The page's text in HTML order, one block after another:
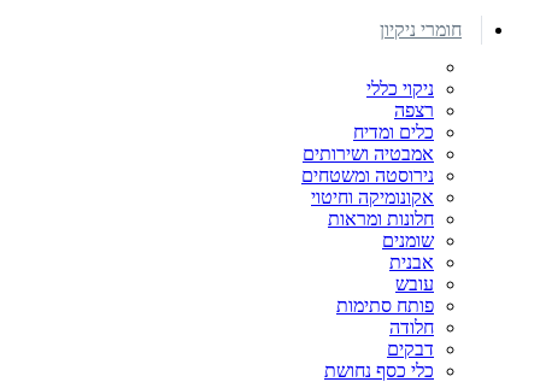
חומרי ניקיון
ניקוי כללי
רצפה
כלים ומדיח
אמבטיה ושירותים
נירוסטה ומשטחים
אקונומיקה וחיטוי
חלונות ומראות
שומנים
אבנית
עובש
פותח סתימות
חלודה
דבקים
כלי כסף נחושת